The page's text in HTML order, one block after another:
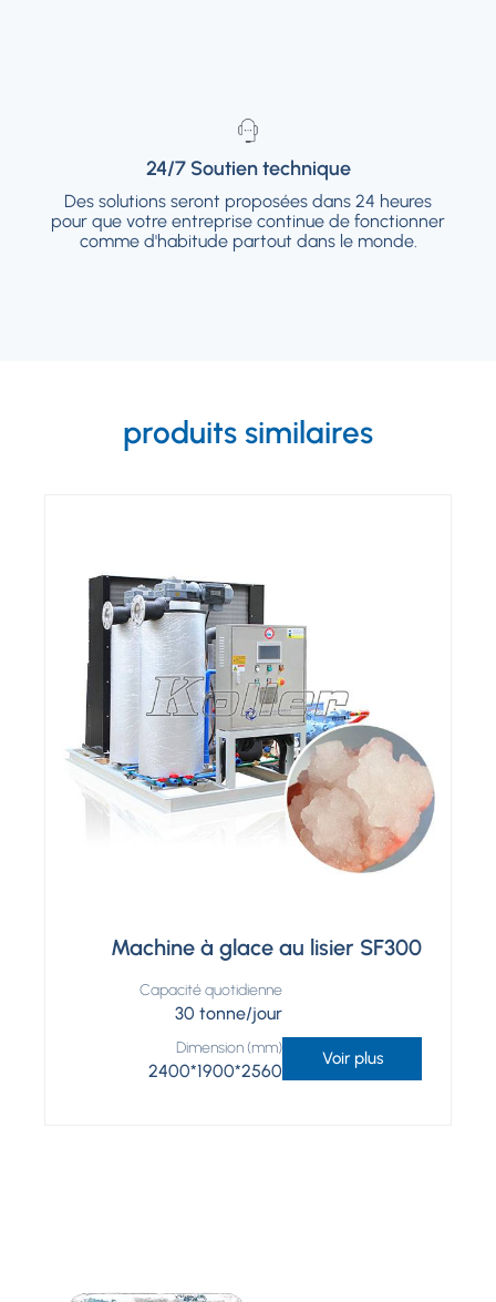
24/7 Soutien technique
Des solutions seront proposées dans 24 heures
pour que votre entreprise continue de fonctionner
comme d'habitude partout dans le monde.
24/7 Soutien technique
Des solutions seront proposées dans 24
heures pour que votre entreprise continue de
fonctionner comme d'habitude partout dans
le monde.
produits similaires
Machine à glace au lisier SF300
Capacité quotidienne
30 tonne/jour
Dimension (mm)
2400*1900*2560
Voir plus